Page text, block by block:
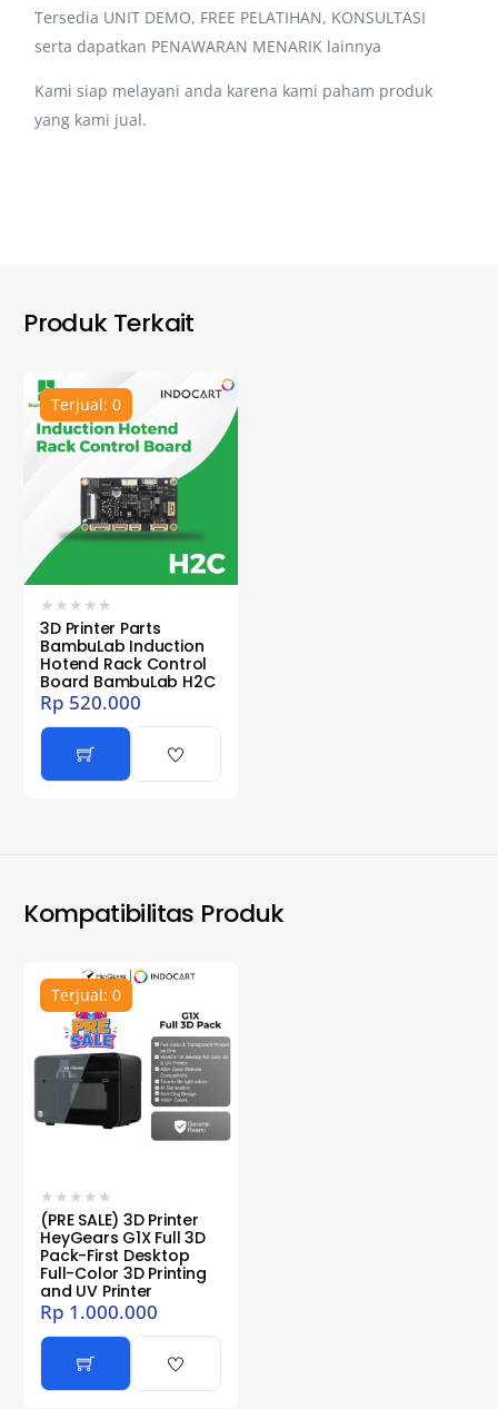
Tersedia UNIT DEMO, FREE PELATIHAN, KONSULTASI
serta dapatkan PENAWARAN MENARIK lainnya
Kami siap melayani anda karena kami paham produk
yang kami jual.
Produk Terkait
Terjual: 0
★ ★ ★ ★ ★
3D Printer Parts
BambuLab Induction
Hotend Rack Control
Board BambuLab H2C
Rp 520.000
Kompatibilitas Produk
Terjual: 0
★ ★ ★ ★ ★
(PRE SALE) 3D Printer
HeyGears G1X Full 3D
Pack-First Desktop
Full-Color 3D Printing
and UV Printer
Rp 1.000.000